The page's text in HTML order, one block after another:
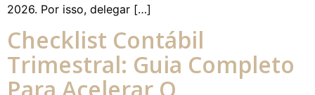
2026. Por isso, delegar […]
Checklist Contábil
Trimestral: Guia Completo